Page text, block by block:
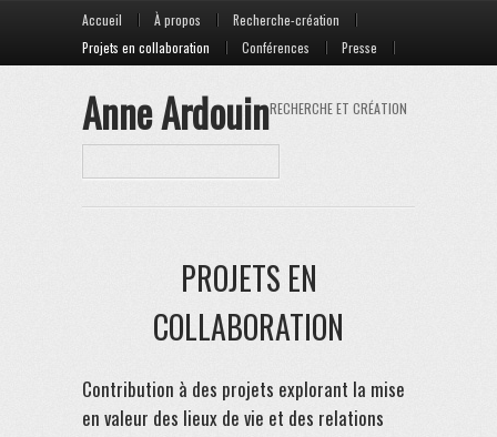
Menu
Skip to content
Accueil À propos
Recherche-création
Projets en collaboration
Conférences Presse
Anne ArdouinRECHERCHE ET CRÉATION
PROJETS EN
COLLABORATION
Contribution à des projets explorant la mise
en valeur des lieux de vie et des relations